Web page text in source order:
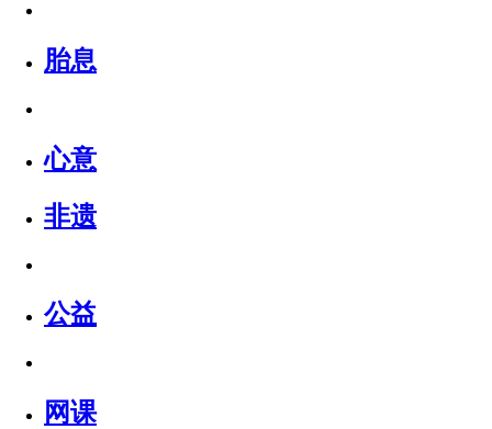
胎息
心意
非遗
公益
网课